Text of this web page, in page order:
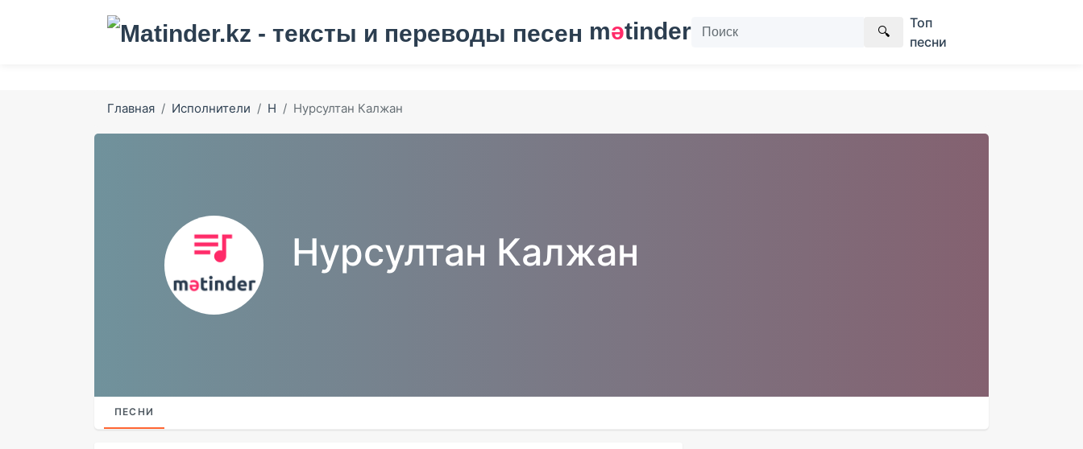
mәtinder 🔍
Топ
песни
Главная Исполнители Н Нурсултан Калжан
Нурсултан Калжан
ПЕСНИ